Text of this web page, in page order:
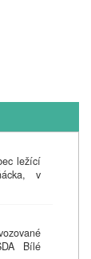
ležící
v
Bílé